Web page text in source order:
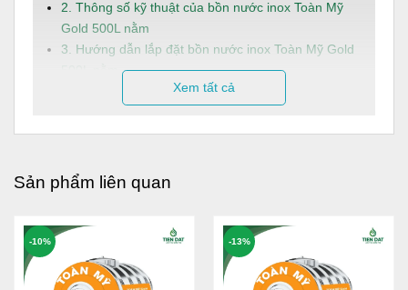
2. Thông số kỹ thuật của bồn nước inox Toàn Mỹ
Gold 500L nằm
3. Hướng dẫn lắp đặt bồn nước inox Toàn Mỹ Gold
4. Dịch vụ và hậu mãi
Bồn nước Toàn MỹGold 500L nằm là giải pháp trữ nước
cho các hộ gia đình có nhu cầu sử dụng nước ổn định mỗi
Dung tích:
500L, đáp ứng linh hoạt nhu cầu sử
dụng nước sinh hoạt hằng ngày cho hộ gia đình từ 2
- 3 người.
Xem tất cả
Sản phẩm liên quan
-10% -13%